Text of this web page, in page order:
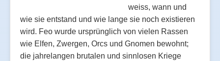
weiss, wann und
wie sie entstand und wie lange sie noch existieren
wird. Feo wurde ursprünglich von vielen Rassen
wie Elfen, Zwergen, Orcs und Gnomen bewohnt;
die jahrelangen brutalen und sinnlosen Kriege